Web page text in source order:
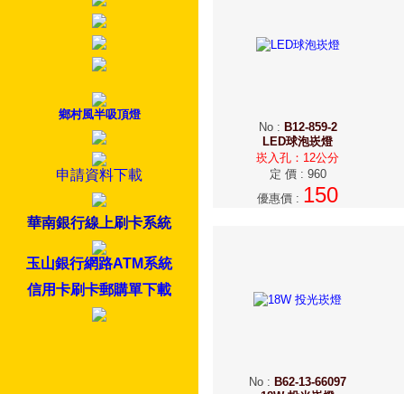
鄉村風半吸頂燈
申請資料下載
華南銀行線上刷卡系統
玉山銀行網路ATM系統
信用卡刷卡郵購單下載
No: B12-859-2
LED球泡崁燈
崁入孔：12公分
定 價: 960
優惠價 : 150
No : B62-13-66097